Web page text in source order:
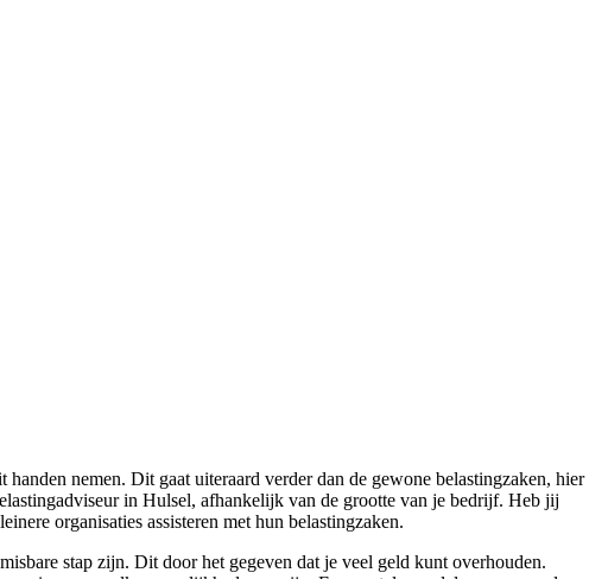
nemen. Dit gaat uiteraard verder dan de gewone belastingzaken, hier
in Hulsel, afhankelijk van de grootte van je bedrijf. Heb jij
organisaties assisteren met hun belastingzaken.
stap zijn. Dit door het gegeven dat je veel geld kunt overhouden.